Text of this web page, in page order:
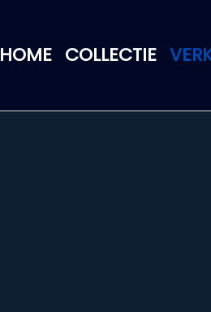
HOME COLLECTIE